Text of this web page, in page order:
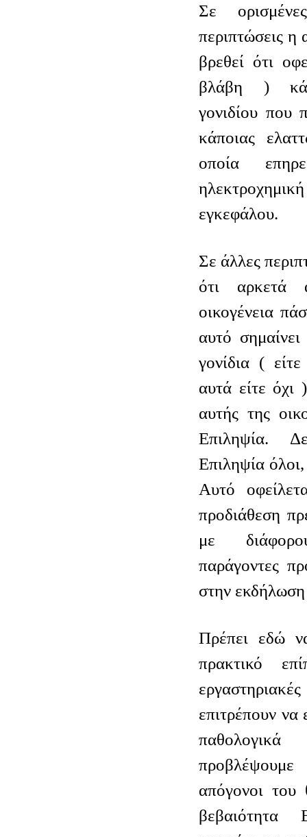
Σε
περιπτώσεις η
βρεθεί ότι
βλάβη )
γονιδίου που
κάποιας
οποία
εγκεφάλου.
Σε άλλες
ότι αρκετά
οικογένεια
αυτό
γονίδια (
αυτά είτε όχι
αυτής της
Επιληψία.
Επιληψία
Αυτό
προδιάθεση
με
παράγοντες
στην
Πρέπει εδώ
πρακτικό
επιτρέπουν να
απόγονοι του